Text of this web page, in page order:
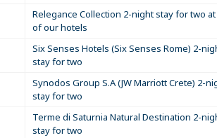
Relegance Collection 2-night stay for two
of our hotels
Six Senses Hotels (Six Senses Rome) 2-
stay for two
Synodos Group S.A (JW Marriott Crete) 2-
stay for two
Terme di Saturnia Natural Destination 2-
stay for two